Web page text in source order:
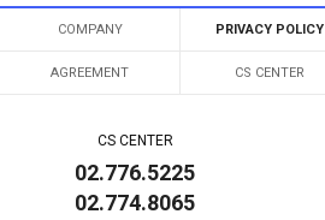
COMPANY PRIVACY POLICY
AGREEMENT CS CENTER
CS CENTER
02.776.5225
02.774.8065